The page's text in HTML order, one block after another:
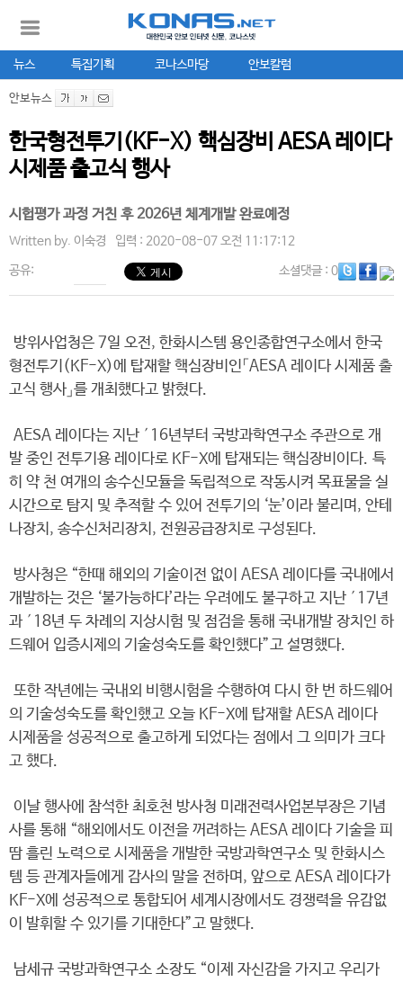
뉴스 특집기획 코나스마당 안보칼럼
안보뉴스
한국형전투기(KF-X) 핵심장비 AESA 레이다
시제품 출고식 행사
시헙평가 과정 거친 후 2026년 체계개발 완료예정
Written by. 이숙경 입력 : 2020-08-07 오전 11:17:12
공유: 소셜댓글: 0
방위사업청은 7일 오전, 한화시스템 용인종합연구소에서 한국
형전투기(KF-X)에 탑재할 핵심장비인「AESA 레이다 시제품 출
고식 행사」를 개최했다고 밝혔다.
AESA 레이다는 지난 ′16년부터 국방과학연구소 주관으로 개
발 중인 전투기용 레이다로 KF-X에 탑재되는 핵심장비이다. 특
히 약 천 여개의 송수신모듈을 독립적으로 작동시켜 목표물을 실
시간으로 탐지 및 추적할 수 있어 전투기의 ‘눈’이라 불리며, 안테
나장치, 송수신처리장치, 전원공급장치로 구성된다.
방사청은 “한때 해외의 기술이전 없이 AESA 레이다를 국내에서
개발하는 것은 ‘불가능하다’라는 우려에도 불구하고 지난 ′17년
과 ′18년 두 차례의 지상시험 및 점검을 통해 국내개발 장치인 하
드웨어 입증시제의 기술성숙도를 확인했다”고 설명했다.
또한 작년에는 국내외 비행시험을 수행하여 다시 한 번 하드웨어
의 기술성숙도를 확인했고 오늘 KF-X에 탑재할 AESA 레이다
시제품을 성공적으로 출고하게 되었다는 점에서 그 의미가 크다
고 했다.
이날 행사에 참석한 최호천 방사청 미래전력사업본부장은 기념
사를 통해 “해외에서도 이전을 꺼려하는 AESA 레이다 기술을 피
땀 흘린 노력으로 시제품을 개발한 국방과학연구소 및 한화시스
템 등 관계자들에게 감사의 말을 전하며, 앞으로 AESA 레이다가
KF-X에 성공적으로 통합되어 세계시장에서도 경쟁력을 유감없
이 발휘할 수 있기를 기대한다”고 말했다.
남세규 국방과학연구소 소장도 “이제 자신감을 가지고 우리가